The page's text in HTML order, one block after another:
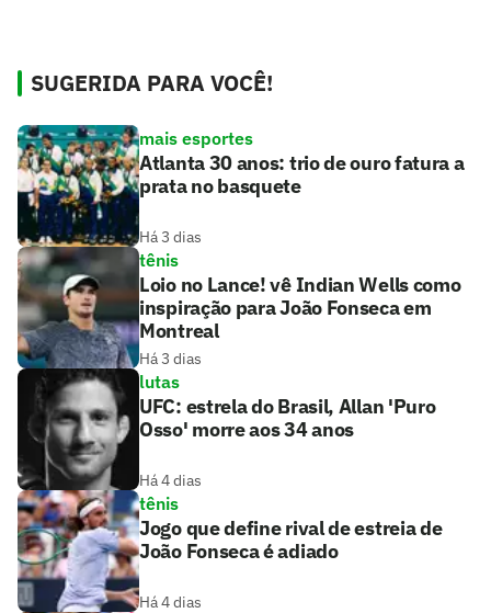
SUGERIDA PARA VOCÊ!
mais esportes
Atlanta 30 anos: trio de ouro fatura a
prata no basquete
Há 3 dias
tênis
Loio no Lance! vê Indian Wells como
inspiração para João Fonseca em
Montreal
Há 3 dias
lutas
UFC: estrela do Brasil, Allan 'Puro
Osso' morre aos 34 anos
Há 4 dias
tênis
Jogo que define rival de estreia de
João Fonseca é adiado
Há 4 dias